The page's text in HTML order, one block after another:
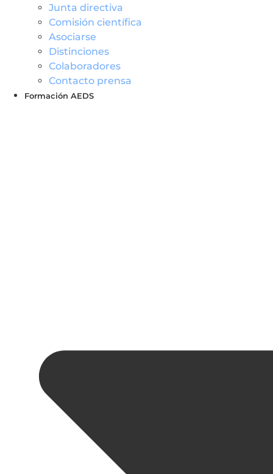
Junta directiva
Comisión científica
Asociarse
Distinciones
Colaboradores
Contacto prensa
Formación AEDS